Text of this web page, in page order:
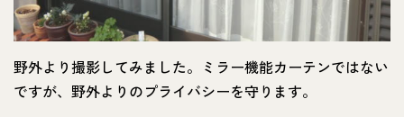
野外より撮影してみました。ミラー機能カーテンではない
ですが、野外よりのプライバシーを守ります。